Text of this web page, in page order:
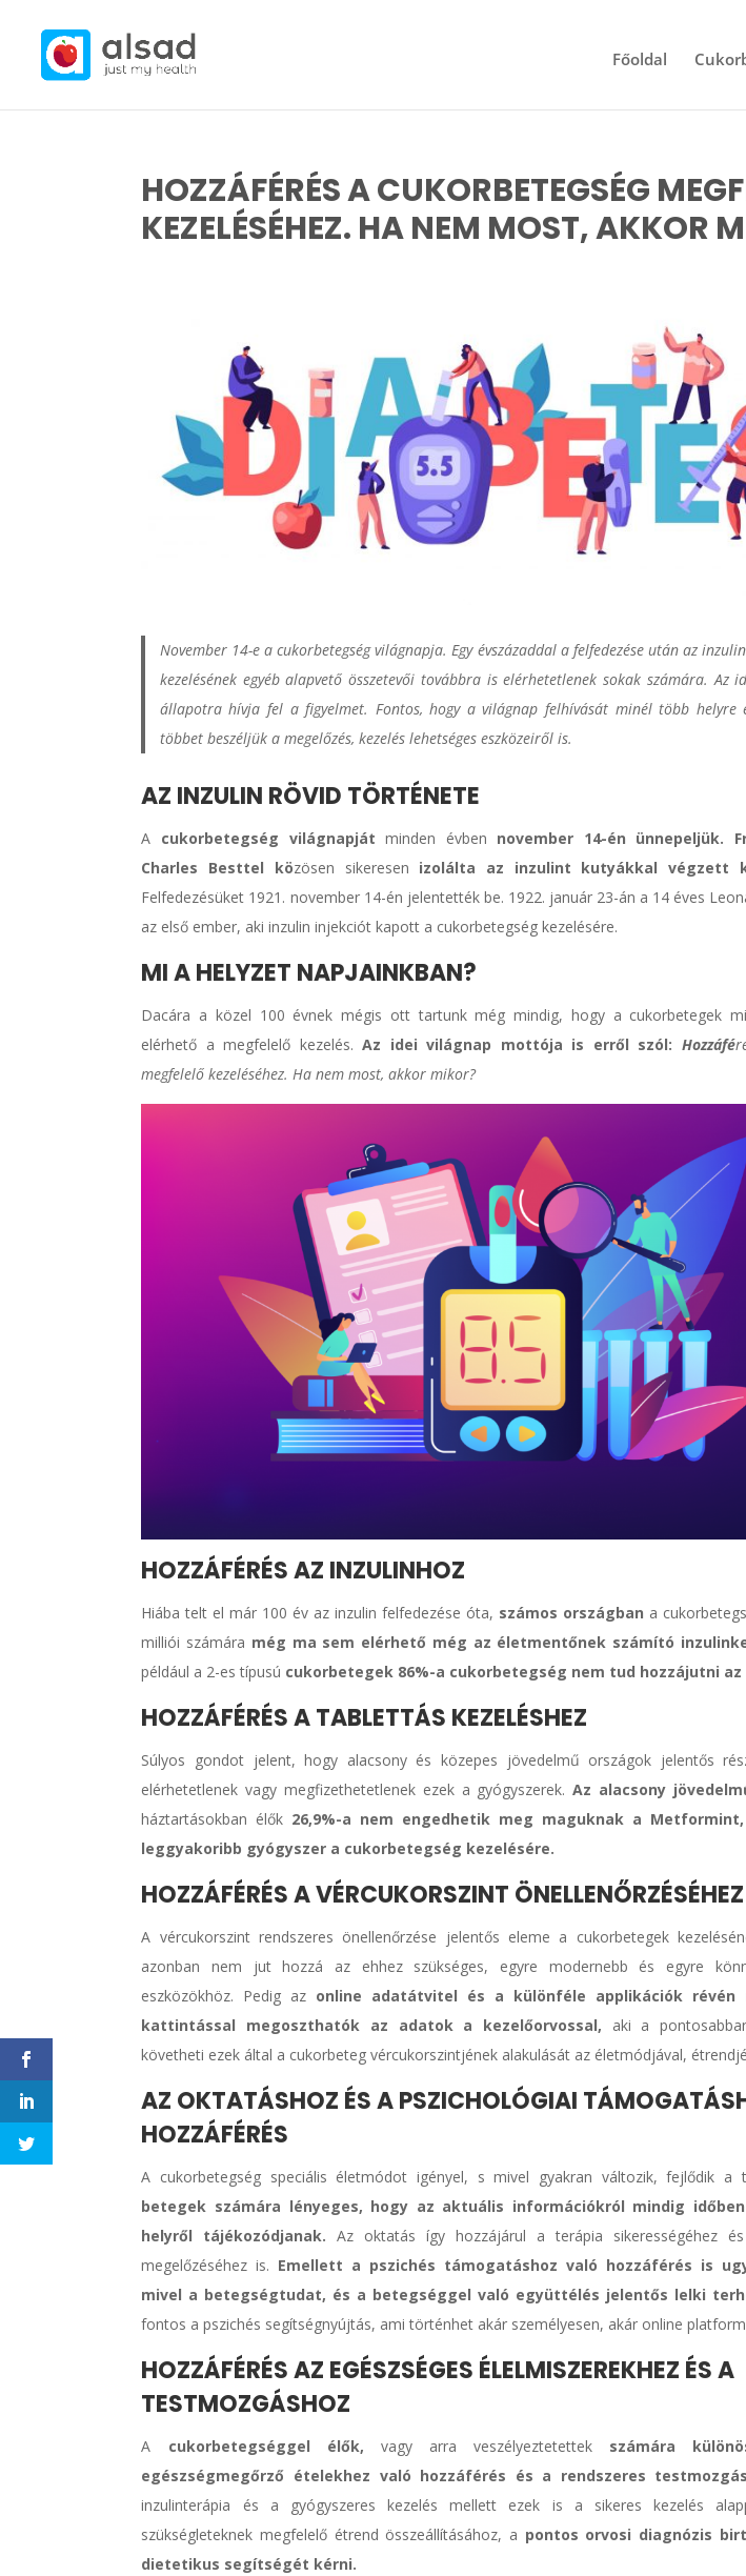
Főoldal
HOZZÁFÉRÉS A CUKORBETEGSÉG
KEZELÉSÉHEZ. HA NEM MOST, AKKOR
November 14-e a cukorbetegség világnapja. Egy évszázaddal a felfedezése után az
kezelésének egyéb alapvető összetevői továbbra is elérhetetlenek sokak számára. Az
állapotra hívja fel a figyelmet. Fontos, hogy a világnap felhívását minél több helyre
többet beszéljük a megelőzés, kezelés lehetséges eszközeiről is.
AZ INZULIN RÖVID TÖRTÉNETE
A cukorbetegség világnapját minden évben november 14-én ünnepeljük.
Charles Besttel közösen sikeresen izolálta az inzulint kutyákkal végzett
Felfedezésüket 1921. november 14-én jelentették be. 1922. január 23-án a 14 éves
az első ember, aki inzulin injekciót kapott a cukorbetegség kezelésére.
MI A HELYZET NAPJAINKBAN?
Dacára a közel 100 évnek mégis ott tartunk még mindig, hogy a cukorbetegek
elérhető a megfelelő kezelés.Az idei világnap mottója is erről szól: Hozzáfé
megfelelő kezeléséhez. Ha nem most, akkor mikor?
HOZZÁFÉRÉS AZ INZULINHOZ
Hiába telt el már 100 év az inzulin felfedezése óta, számos országban a
milliói számára még ma sem elérhető még az életmentőnek számító
például a 2-es típusú cukorbetegek 86%-a cukorbetegség nem tud hozzájutni az
HOZZÁFÉRÉS A TABLETTÁS KEZELÉSHEZ
Súlyos gondot jelent, hogy alacsony és közepes jövedelmű országok jelentős
elérhetetlenek vagy megfizethetetlenek ezek a gyógyszerek. Az alacsony
háztartásokban élők 26,9%-a nem engedhetik meg maguknak a
leggyakoribb gyógyszer a cukorbetegség kezelésére.
HOZZÁFÉRÉS A VÉRCUKORSZINT ÖNELLENŐRZÉSÉHEZ
A vércukorszint rendszeres önellenőrzése jelentős eleme a cukorbetegek
azonban nem jut hozzá az ehhez szükséges, egyre modernebb és egyre
eszközökhöz. Pedig az online adatátvitel és a különféle applikációk révén
kattintással megoszthatók az adatok a kezelőorvossal, aki a
követheti ezek által a cukorbeteg vércukorszintjének alakulását az életmódjával,
AZ OKTATÁSHOZ ÉS A PSZICHOLÓGIAI
HOZZÁFÉRÉS
A cukorbetegség speciális életmódot igényel, s mivel gyakran változik, fejlődik a
betegek számára lényeges, hogy az aktuális információkról mindig
helyről tájékozódjanak. Az oktatás így hozzájárul a terápia sikerességéhez
megelőzéséhez is. Emellett a pszichés támogatáshoz való hozzáférés is
mivel a betegségtudat, és a betegséggel való együttélés jelentős lelki
fontos a pszichés segítségnyújtás, ami történhet akár személyesen, akár online
HOZZÁFÉRÉS AZ EGÉSZSÉGES ÉLELMISZEREKHEZ ÉS A
TESTMOZGÁSHOZ
A cukorbetegséggel élők, vagy arra veszélyeztetettek számára
egészségmegőrző ételekhez való hozzáférés és a rendszeres
inzulinterápia és a gyógyszeres kezelés mellett ezek is a sikeres kezelés
szükségleteknek megfelelő étrend összeállításához, a pontos orvosi diagnózis
dietetikus segítségét kérni.